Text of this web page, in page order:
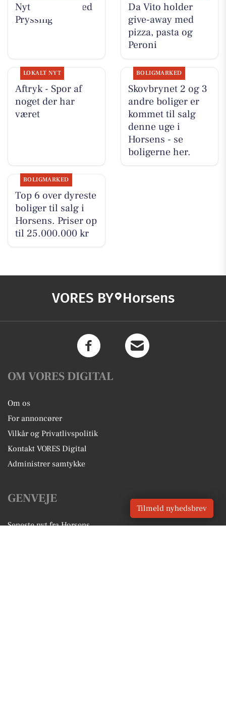
Nyt fra Guldsmed
Pryssing
Da Vito holder
give-away med
pizza, pasta og
Peroni
LOKALT NYT
Aftryk - Spor af
noget der har
været
BOLIGMARKED
Skovbrynet 2 og 3
andre boliger er
kommet til salg
denne uge i
Horsens - se
boligerne her.
BOLIGMARKED
Top 6 over dyreste
boliger til salg i
Horsens. Priser op
til 25.000.000 kr
VORES BY Horsens
OM VORES DIGITAL
Om os
For annoncører
Vilkår og Privatlivspolitik
Kontakt VORES Digital
Administrer samtykke
GENVEJE
Seneste nyt fra Horsens
Tilmeld nyhedsbrev